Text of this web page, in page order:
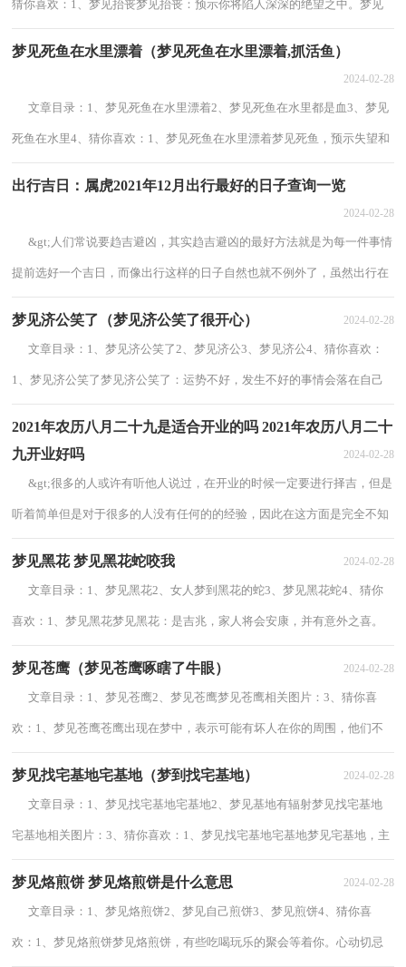
猜你喜欢：1、梦见抬丧梦见抬丧：预示你将陷人深深的绝望之中。梦见
梦见死鱼在水里漂着（梦见死鱼在水里漂着,抓活鱼）
2024-02-28
文章目录：1、梦见死鱼在水里漂着2、梦见死鱼在水里都是血3、梦见
死鱼在水里4、猜你喜欢：1、梦见死鱼在水里漂着梦见死鱼，预示失望和
出行吉日：属虎2021年12月出行最好的日子查询一览
2024-02-28
&gt;人们常说要趋吉避凶，其实趋吉避凶的最好方法就是为每一件事情
提前选好一个吉日，而像出行这样的日子自然也就不例外了，虽然出行在
梦见济公笑了（梦见济公笑了很开心） 2024-02-28
文章目录：1、梦见济公笑了2、梦见济公3、梦见济公4、猜你喜欢：
1、梦见济公笑了梦见济公笑了：运势不好，发生不好的事情会落在自己
2021年农历八月二十九是适合开业的吗 2021年农历八月二十
九开业好吗
2024-02-28
&gt;很多的人或许有听他人说过，在开业的时候一定要进行择吉，但是
听着简单但是对于很多的人没有任何的的经验，因此在这方面是完全不知
梦见黑花 梦见黑花蛇咬我 2024-02-28
文章目录：1、梦见黑花2、女人梦到黑花的蛇3、梦见黑花蛇4、猜你
喜欢：1、梦见黑花梦见黑花：是吉兆，家人将会安康，并有意外之喜。
梦见苍鹰（梦见苍鹰啄瞎了牛眼） 2024-02-28
文章目录：1、梦见苍鹰2、梦见苍鹰梦见苍鹰相关图片：3、猜你喜
欢：1、梦见苍鹰苍鹰出现在梦中，表示可能有坏人在你的周围，他们不
梦见找宅基地宅基地（梦到找宅基地） 2024-02-28
文章目录：1、梦见找宅基地宅基地2、梦见基地有辐射梦见找宅基地
宅基地相关图片：3、猜你喜欢：1、梦见找宅基地宅基地梦见宅基地，主
梦见烙煎饼 梦见烙煎饼是什么意思 2024-02-28
文章目录：1、梦见烙煎饼2、梦见自己煎饼3、梦见煎饼4、猜你喜
欢：1、梦见烙煎饼梦见烙煎饼，有些吃喝玩乐的聚会等着你。心动切忌